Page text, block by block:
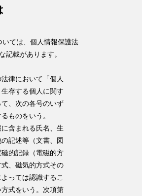
ては、個人情報保護法
記載があります。
律において「個人
存する個人に関す
、次の各号のいず
ものをいう。
含まれる氏名、生
記述等（文書、図
的記録（電磁的方
、磁気的方式その
っては認識するこ
方式をいう。次項第